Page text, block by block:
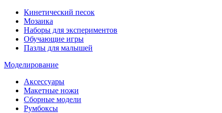
Кинетический песок
Мозаика
Наборы для экспериментов
Обучающие игры
Пазлы для малышей
Моделирование
Аксессуары
Макетные ножи
Сборные модели
Румбоксы